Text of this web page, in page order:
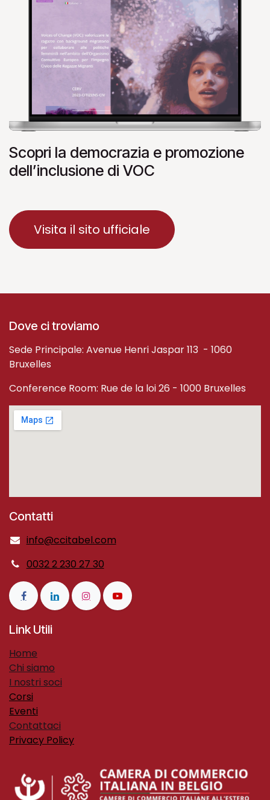
Scopri la democrazia e promozione
dell’inclusione di VOC
Visita il sito ufficiale
Dove ci troviamo
Sede Principale: Avenue Henri Jaspar 113 - 1060
Bruxelles
Conference Room: Rue de la loi 26 - 1000 Bruxelles
Contatti
info@ccitabel.com
0032 2 230 27 30
Link Utili
H​ome​
Chi siamo
I nostri soci
Corsi
Eventi
Contattaci
Privacy Policy